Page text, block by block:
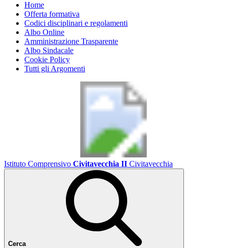
Home
Offerta formativa
Codici disciplinari e regolamenti
Albo Online
Amministrazione Trasparente
Albo Sindacale
Cookie Policy
Tutti gli Argomenti
Istituto Comprensivo Civitavecchia II Civitavecchia
Cerca